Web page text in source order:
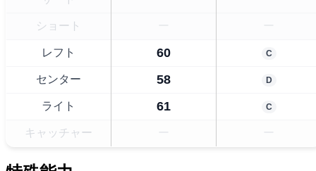
ショート
レフト 60 C
センター 58 D
ライト 61 C
キャッチャー